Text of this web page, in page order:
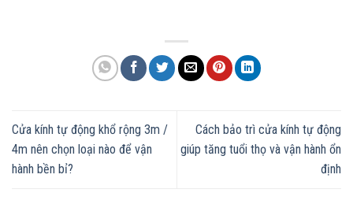
Cửa kính tự động khổ rộng 3m /
4m nên chọn loại nào để vận
hành bền bỉ?
Cách bảo trì cửa kính tự động
giúp tăng tuổi thọ và vận hành ổn
định